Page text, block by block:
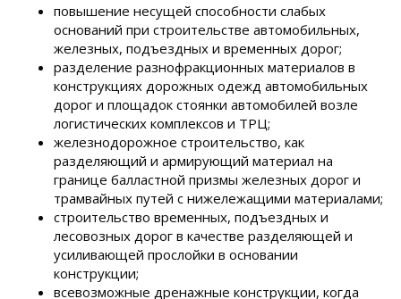
повышение несущей способности слабых
оснований при строительстве автомобильных,
железных, подъездных и временных дорог;
разделение разнофракционных материалов в
конструкциях дорожных одежд автомобильных
дорог и площадок стоянки автомобилей возле
логистических комплексов и ТРЦ;
железнодорожное строительство, как
разделяющий и армирующий материал на
границе балластной призмы железных дорог и
трамвайных путей с нижележащими материалами;
строительство временных, подъездных и
лесовозных дорог в качестве разделяющей и
усиливающей прослойки в основании
конструкции;
всевозможные дренажные конструкции, когда